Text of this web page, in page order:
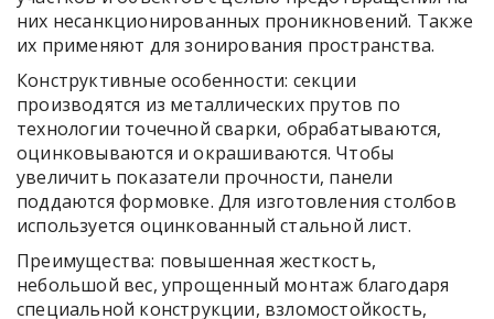
них несанкционированных проникновений. Также
их применяют для зонирования пространства.
Конструктивные особенности: секции
производятся из металлических прутов по
технологии точечной сварки, обрабатываются,
оцинковываются и окрашиваются. Чтобы
увеличить показатели прочности, панели
поддаются формовке. Для изготовления столбов
используется оцинкованный стальной лист.
Преимущества: повышенная жесткость,
небольшой вес, упрощенный монтаж благодаря
специальной конструкции, взломостойкость,